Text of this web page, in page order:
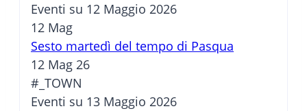
Eventi su 12 Maggio 2026
12 Mag
Sesto martedì del tempo di Pasqua
12 Mag 26
#_TOWN
Eventi su 13 Maggio 2026